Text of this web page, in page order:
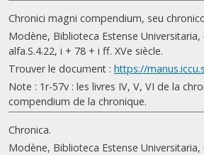
Chronici magni compendium, seu
Modène, Biblioteca Estense Universitaria,
alfa.S.4.22, i + 78 + i ff. XVe siècle.
Trouver le document : https://
Note : 1r-57v : les livres IV, V, VI de la
compendium de la chronique.
Chronica.
Modène, Biblioteca Estense Universitaria,